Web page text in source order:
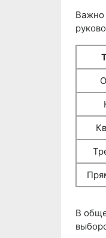
Важно
В